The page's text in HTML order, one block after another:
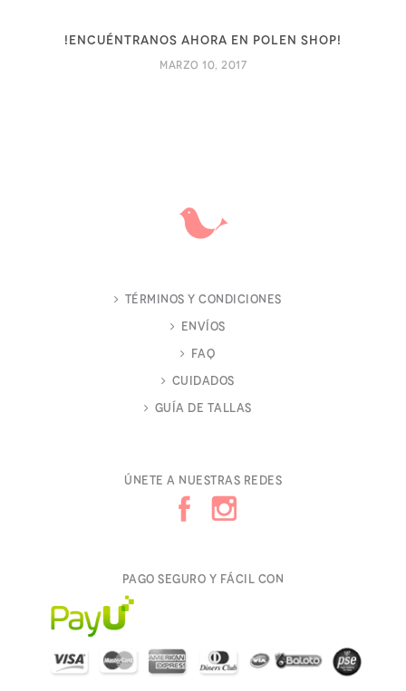
!Encuéntranos ahora en Polen Shop!
marzo 10, 2017
Términos y Condiciones
Envíos
FAQ
Cuidados
Guía de Tallas
Únete a nuestras redes
Pago seguro y fácil con